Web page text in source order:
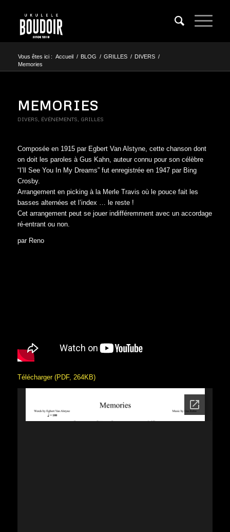
Vous êtes ici : Accueil / BLOG / GRILLES / DIVERS /
Memories
MEMORIES
DIVERS ÉVÉNEMENTS GRILLES
Composée en 1915 par Egbert Van Alstyne, cette chanson dont
on doit les paroles à Gus Kahn, auteur connu pour son célèbre
“I’ll See You In My Dreams” fut enregistrée en 1947 par Bing
Crosby.
Arrangement en picking à la Merle Travis où le pouce fait les
basses alternées et l’index … le reste !
Cet arrangement peut se jouer indifféremment avec un accordage
ré-entrant ou non.
par Reno
Télécharger (PDF, 264KB)